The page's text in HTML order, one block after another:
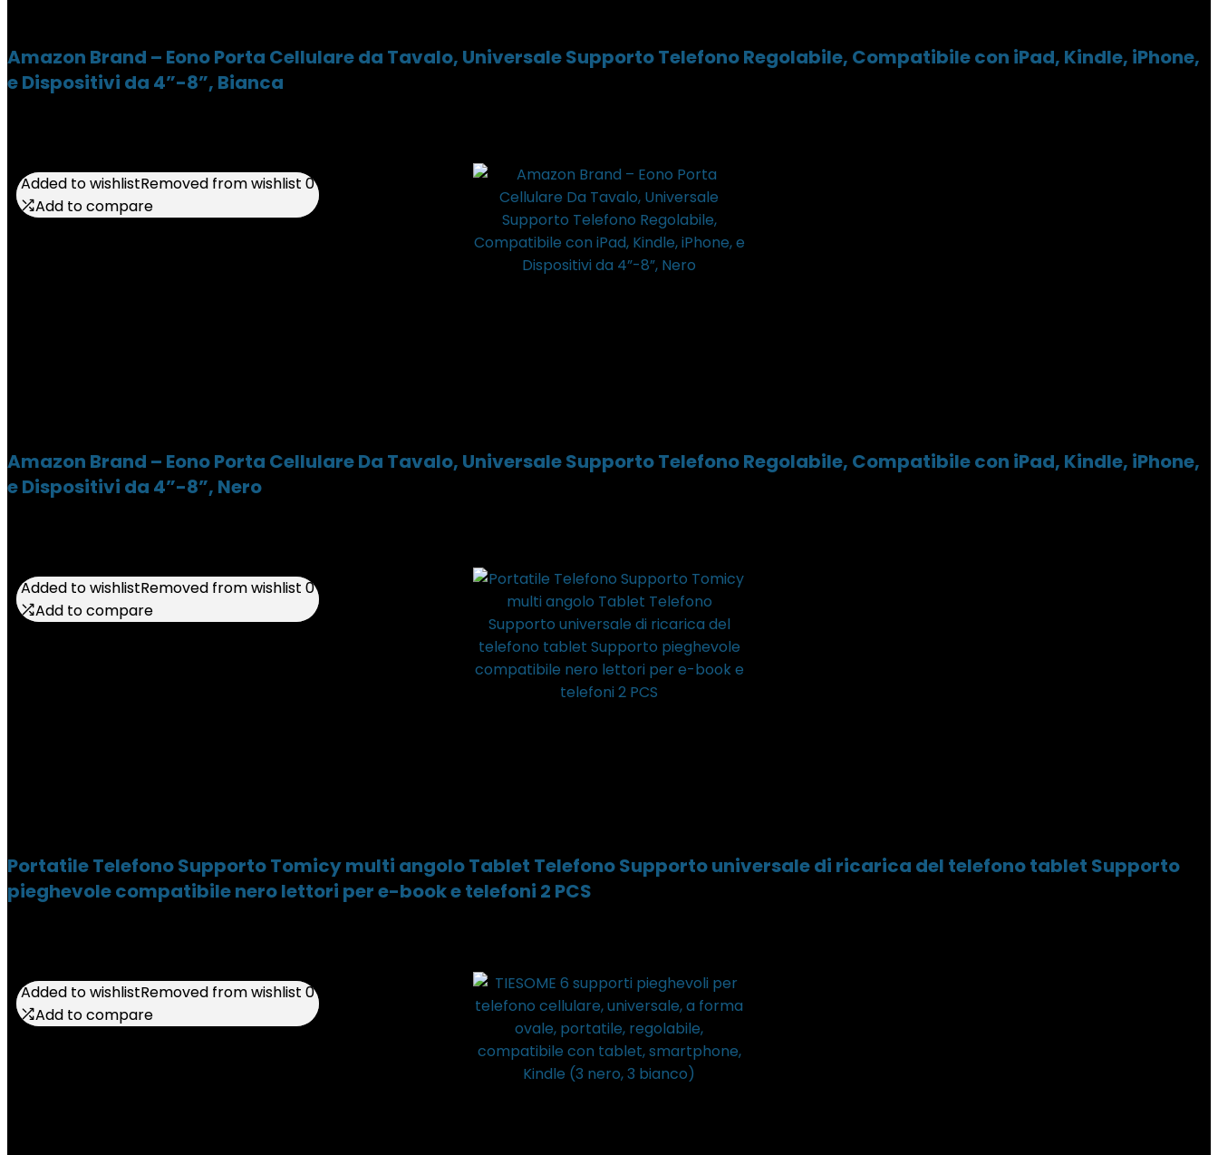
Amazon Brand – Eono Porta Cellulare da Tavalo, Universale Supporto Telefono Regolabile, Compatibile con iPad, Kindle, iPhone,
e Dispositivi da 4”-8”, Bianca
Added to wishlistRemoved from wishlist 0
Add to compare
Amazon Brand – Eono Porta Cellulare Da Tavalo, Universale Supporto Telefono Regolabile, Compatibile con iPad, Kindle, iPhone,
e Dispositivi da 4”-8”, Nero
Added to wishlistRemoved from wishlist 0
Add to compare
Added to wishlistRemoved from wishlist 0
Add to compare
Portatile Telefono Supporto Tomicy multi angolo Tablet Telefono Supporto universale di ricarica del telefono tablet Supporto
pieghevole compatibile nero lettori per e-book e telefoni 2 PCS
Added to wishlistRemoved from wishlist 0
Add to compare
Added to wishlistRemoved from wishlist 0
Add to compare
Added to wishlistRemoved from wishlist 0
Add to compare